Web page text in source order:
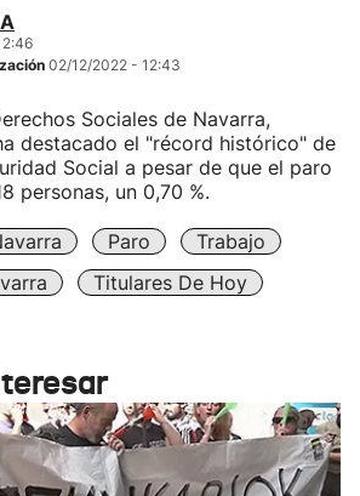
02/12/2022 - 12:43
Sociales de Navarra,
destacado el "récord histórico" de
Social a pesar de que el paro
personas, un 0,70 %.
Paro
Trabajo
Titulares De Hoy